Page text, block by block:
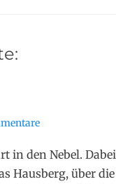
in den Nebel. Dabei
Hausberg, über die